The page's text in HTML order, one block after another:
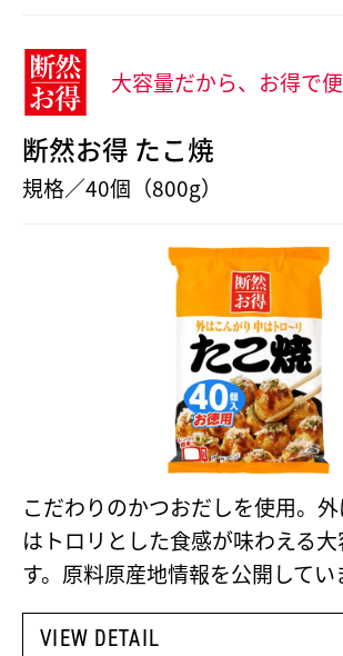
大容量だから、お得で便
断然お得 たこ焼
規格／40個（800g）
こだわりのかつおだしを使用。
はトロリとした食感が味わえる
す。原料原産地情報を公開してい
VIEW DETAIL